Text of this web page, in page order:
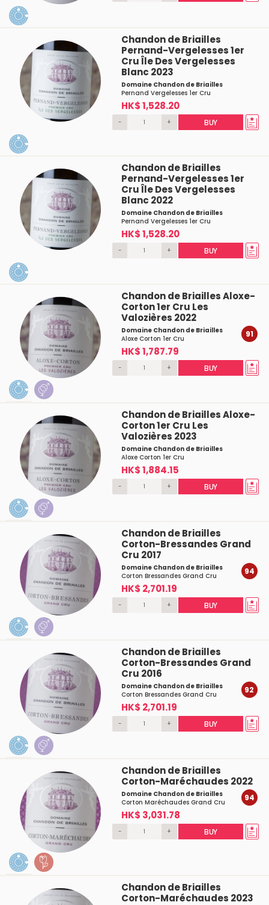
Chandon de Briailles
Pernand-Vergelesses 1er
Cru Île Des Vergelesses
Blanc 2023
Domaine Chandon de Briailles
Pernand Vergelesses 1er Cru
HK$ 1,528.20
- + BUY
Chandon de Briailles
Pernand-Vergelesses 1er
Cru Île Des Vergelesses
Blanc 2022
Domaine Chandon de Briailles
Pernand Vergelesses 1er Cru
HK$ 1,528.20
- + BUY
Chandon de Briailles Aloxe-
Corton 1er Cru Les
Valozières 2022
Domaine Chandon de Briailles
Aloxe Corton 1er Cru
HK$ 1,787.79
91
- + BUY
Chandon de Briailles Aloxe-
Corton 1er Cru Les
Valozières 2023
Domaine Chandon de Briailles
Aloxe Corton 1er Cru
HK$ 1,884.15
- + BUY
Chandon de Briailles
Corton-Bressandes Grand
Cru 2017
Domaine Chandon de Briailles
Corton Bressandes Grand Cru
HK$ 2,701.19
94
- + BUY
Chandon de Briailles
Corton-Bressandes Grand
Cru 2016
Domaine Chandon de Briailles
Corton Bressandes Grand Cru
HK$ 2,701.19
92
- + BUY
Chandon de Briailles
Corton-Maréchaudes 2022
Domaine Chandon de Briailles
Corton Maréchaudes Grand Cru
HK$ 3,031.78
94
- + BUY
Chandon de Briailles
Corton-Maréchaudes 2023